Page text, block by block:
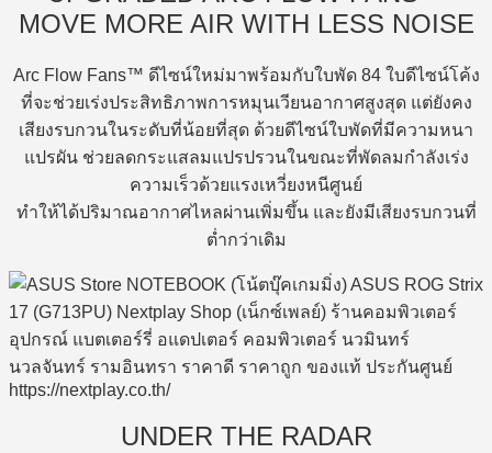
MOVE MORE AIR WITH LESS NOISE
Arc Flow Fans™ ดีไซน์ใหม่มาพร้อมกับใบพัด 84 ใบดีไซน์โค้ง
ที่จะช่วยเร่งประสิทธิภาพการหมุนเวียนอากาศสูงสุด แต่ยังคง
เสียงรบกวนในระดับที่น้อยที่สุด ด้วยดีไซน์ใบพัดที่มีความหนา
แปรผัน ช่วยลดกระแสลมแปรปรวนในขณะที่พัดลมกำลังเร่ง
ความเร็วด้วยแรงเหวี่ยงหนีศูนย์
ทำให้ได้ปริมาณอากาศไหลผ่านเพิ่มขึ้น และยังมีเสียงรบกวนที่
ต่ำกว่าเดิม
UNDER THE RADAR